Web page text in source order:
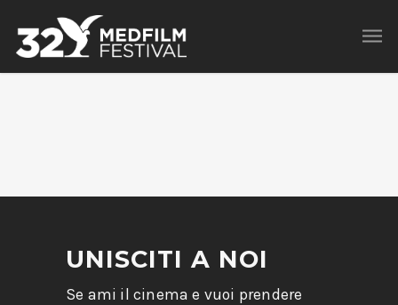
UNISCITI A NOI
Se ami il cinema e vuoi prendere